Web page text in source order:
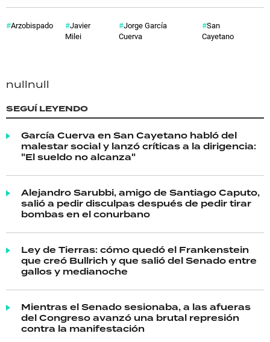
Arzobispado
Javier
Milei
Jorge García
Cuerva
San
Cayetano
nullnull
SEGUÍ LEYENDO
García Cuerva en San Cayetano habló del
malestar social y lanzó críticas a la dirigencia:
"El sueldo no alcanza"
Alejandro Sarubbi, amigo de Santiago Caputo,
salió a pedir disculpas después de pedir tirar
bombas en el conurbano
Ley de Tierras: cómo quedó el Frankenstein
que creó Bullrich y que salió del Senado entre
gallos y medianoche
Mientras el Senado sesionaba, a las afueras
del Congreso avanzó una brutal represión
contra la manifestación